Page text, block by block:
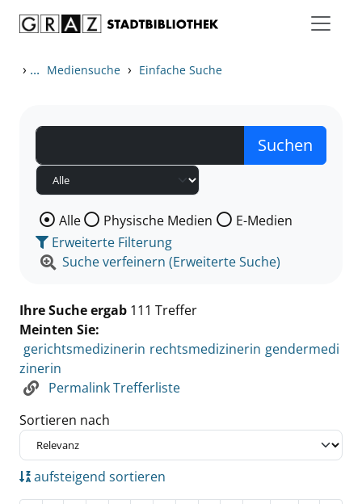
› ... Mediensuche › Einfache Suche
Wählen Sie die Medienart nach der Sie suchen wollen.
Alle Physische Medien
E-Medien
Erweiterte Filterung
Suche verfeinern (Erweiterte Suche)
Ihre Suche ergab 111 Treffer
Meinten Sie:
gerichtsmedizinerin rechtsmedizinerin gendermedi
zinerin
Permalink Trefferliste
Sortieren nach
aufsteigend sortieren